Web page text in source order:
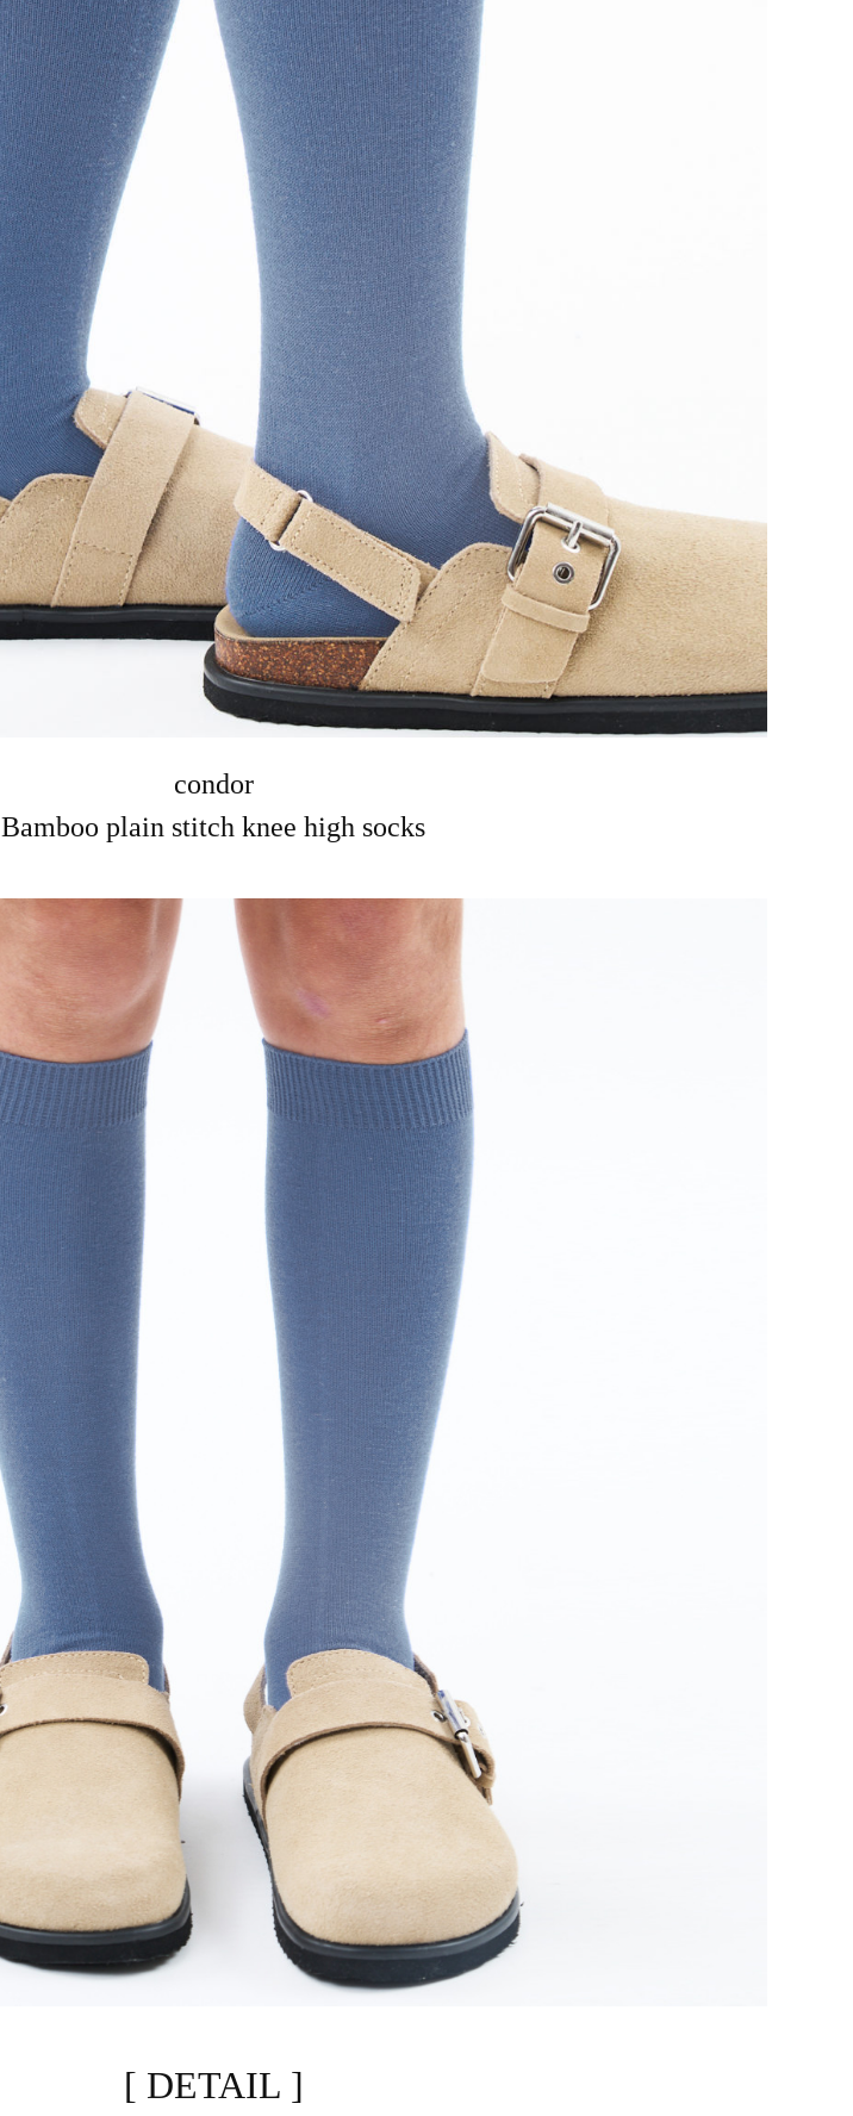
condor
Bamboo plain stitch knee high socks
[ DETAIL ]